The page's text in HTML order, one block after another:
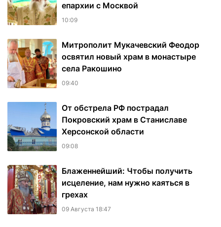
епархии с Москвой
10:09
Митрополит Мукачевский Феодор
освятил новый храм в монастыре
села Ракошино
09:40
От обстрела РФ пострадал
Покровский храм в Станиславе
Херсонской области
09:08
Блаженнейший: Чтобы получить
исцеление, нам нужно каяться в
грехах
09 Августа 18:47